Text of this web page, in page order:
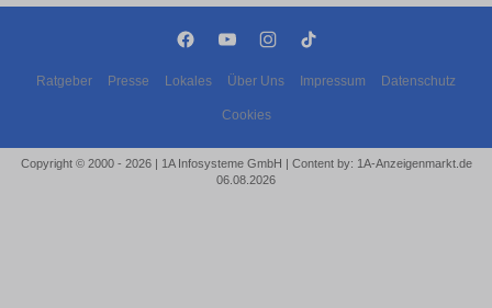
Ratgeber Presse Lokales Über Uns Impressum Datenschutz
Cookies
Copyright © 2000 - 2026 | 1A Infosysteme GmbH | Content by: 1A-Anzeigenmarkt.de
06.08.2026